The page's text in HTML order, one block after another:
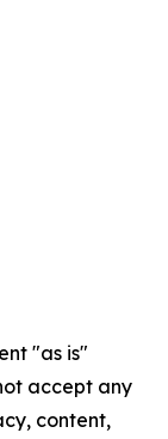
"as is"
accept any
content,